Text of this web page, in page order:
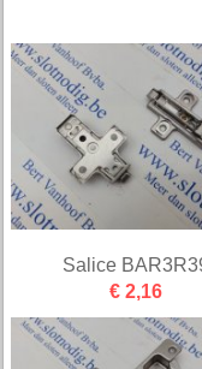
Salice
€ 2,16